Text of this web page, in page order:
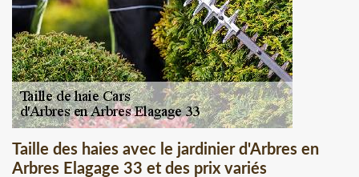
Taille des haies avec le jardinier d'Arbres en
Arbres Elagage 33 et des prix variés